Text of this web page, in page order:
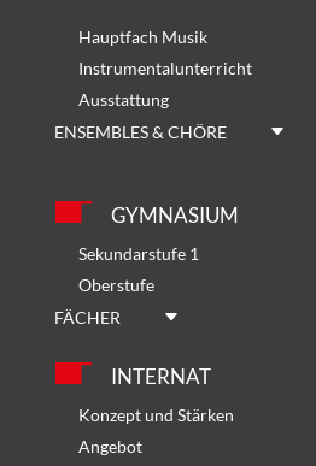
Hauptfach Musik
Instrumentalunterricht
Ausstattung
ENSEMBLES & CHÖRE
GYMNASIUM
Sekundarstufe 1
Oberstufe
FÄCHER
INTERNAT
Konzept und Stärken
Angebot